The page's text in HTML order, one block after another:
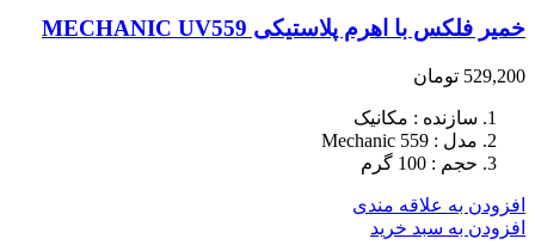
خمیر فلکس با اهرم پلاستیکی MECHANIC UV559
529,200 تومان
سازنده : مکانیک
مدل : Mechanic 559
حجم : 100 گرم
افزودن به علاقه مندی
افزودن به سبد خرید